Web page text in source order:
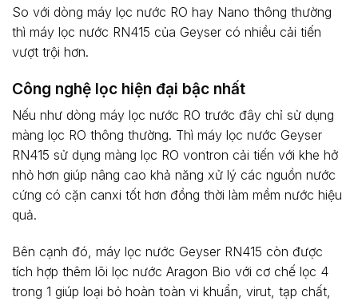
So với dòng máy lọc nước RO hay Nano thông thường
thì máy lọc nước RN415 của Geyser có nhiều cải tiến
vượt trội hơn.
Công nghệ lọc hiện đại bậc nhất
Nếu như dòng máy lọc nước RO trước đây chỉ sử dụng
màng lọc RO thông thường. Thì máy lọc nước Geyser
RN415 sử dụng màng lọc RO vontron cải tiến với khe hở
nhỏ hơn giúp nâng cao khả năng xử lý các nguồn nước
cứng có cặn canxi tốt hơn đồng thời làm mềm nước hiệu
quả.
Bên cạnh đó, máy lọc nước Geyser RN415 còn được
tích hợp thêm lõi lọc nước Aragon Bio với cơ chế lọc 4
trong 1 giúp loại bỏ hoàn toàn vi khuẩn, virut, tạp chất,